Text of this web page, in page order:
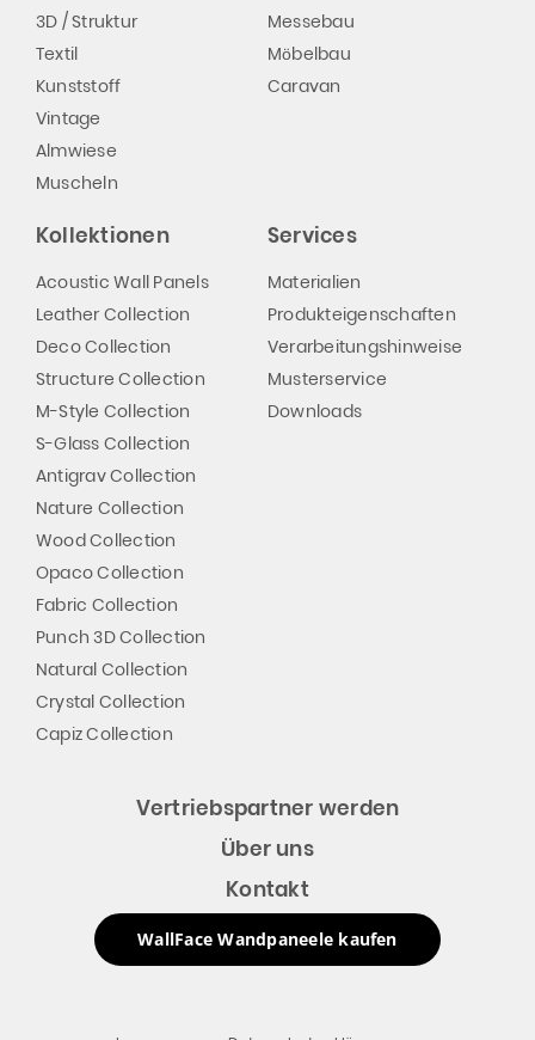
3D / Struktur
Textil
Kunststoff
Vintage
Almwiese
Muscheln
Messebau
Möbelbau
Caravan
Kollektionen
Acoustic Wall Panels
Leather Collection
Deco Collection
Structure Collection
M-Style Collection
S-Glass Collection
Antigrav Collection
Nature Collection
Wood Collection
Opaco Collection
Fabric Collection
Punch 3D Collection
Natural Collection
Crystal Collection
Capiz Collection
Services
Materialien
Produkteigenschaften
Verarbeitungshinweise
Musterservice
Downloads
Vertriebspartner werden
Über uns
Kontakt
WallFace Wandpaneele kaufen